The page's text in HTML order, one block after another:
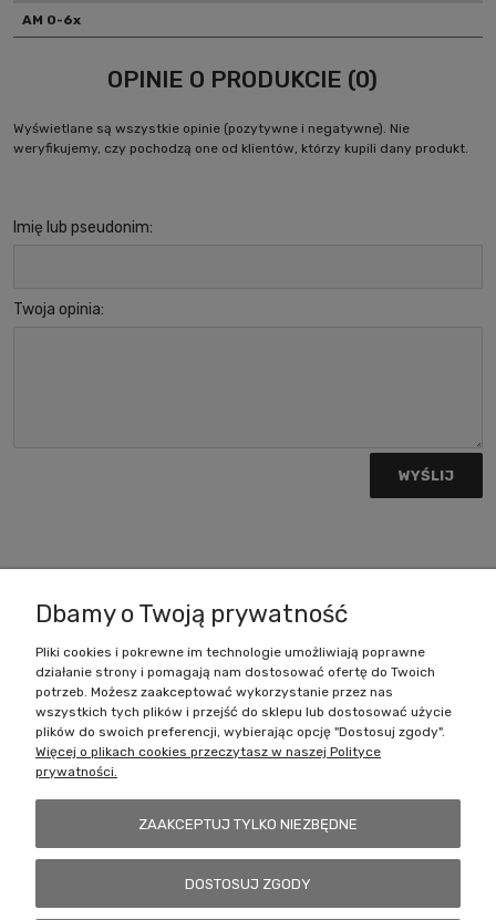
AM 0-6x
OPINIE O PRODUKCIE (0)
Wyświetlane są wszystkie opinie (pozytywne i negatywne). Nie
weryfikujemy, czy pochodzą one od klientów, którzy kupili dany produkt.
Imię lub pseudonim:
Twoja opinia:
WYŚLIJ
Moje konto
Informacje
Dbamy o Twoją prywatność
Pliki cookies i pokrewne im technologie umożliwiają poprawne
działanie strony i pomagają nam dostosować ofertę do Twoich
potrzeb. Możesz zaakceptować wykorzystanie przez nas
wszystkich tych plików i przejść do sklepu lub dostosować użycie
plików do swoich preferencji, wybierając opcję "Dostosuj zgody".
Więcej o plikach cookies przeczytasz w naszej Polityce
prywatności.
ZAAKCEPTUJ TYLKO NIEZBĘDNE
DOSTOSUJ ZGODY